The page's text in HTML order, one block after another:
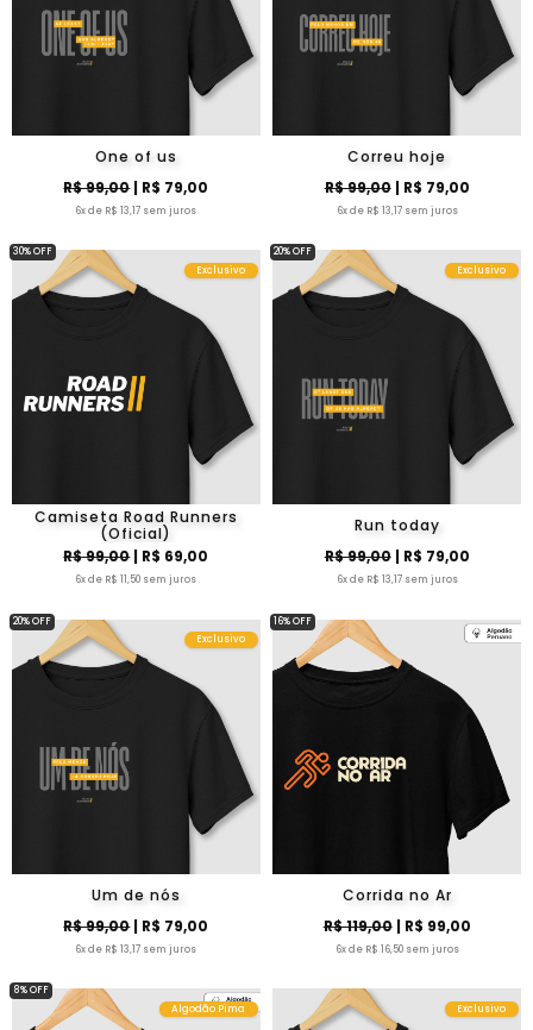
One of us
R$ 99,00| R$ 79,00
6x de R$ 13,17 sem juros
Correu hoje
R$ 99,00| R$ 79,00
6x de R$ 13,17 sem juros
Exclusivo
Camiseta Road Runners
(Oficial)
R$ 99,00| R$ 69,00
6x de R$ 11,50 sem juros
30% OFF
Exclusivo
Run today
R$ 99,00| R$ 79,00
6x de R$ 13,17 sem juros
20% OFF
Exclusivo
Um de nós
R$ 99,00| R$ 79,00
6x de R$ 13,17 sem juros
20% OFF
Corrida no Ar
R$ 119,00| R$ 99,00
6x de R$ 16,50 sem juros
16% OFF
Algodão Pima
8% OFF
Exclusivo